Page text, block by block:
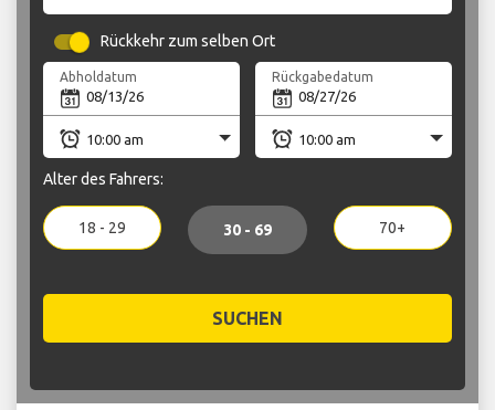
Rückkehr zum selben Ort
Abholdatum Rückgabedatum
Alter des Fahrers:
18 - 29 30 - 69 70+
SUCHEN